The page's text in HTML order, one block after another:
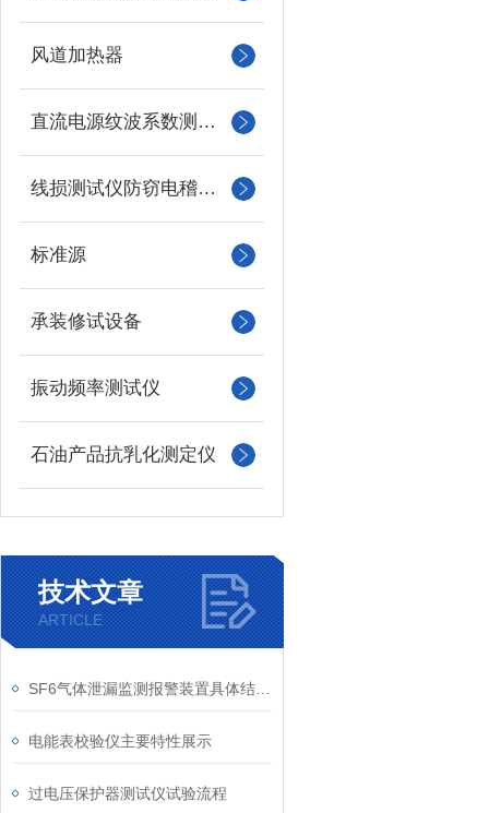
风道加热器
直流电源纹波系数测试仪
线损测试仪防窃电稽查仪
标准源
承装修试设备
振动频率测试仪
石油产品抗乳化测定仪
技术文章
ARTICLE
电能表校验仪主要特性展示
过电压保护器测试仪试验流程